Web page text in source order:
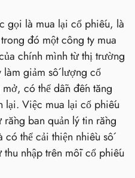
gọi là mua lại cổ phiếu, là
đó một công ty mua
chính mình từ thị trường
giảm số lượng cổ
có thể dẫn đến tăng
Việc mua lại cổ phiếu
ban quản lý tin rằng
thể cải thiện nhiều số
nhập trên mỗi cổ phiếu